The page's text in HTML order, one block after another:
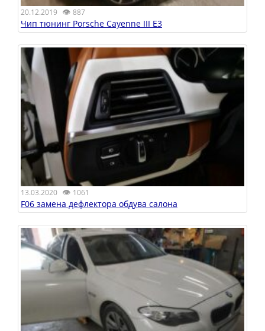
20.12.2019 👁 887
Чип тюнинг Porsche Cayenne III E3
13.03.2020 👁 1061
F06 замена дефлектора обдува салона